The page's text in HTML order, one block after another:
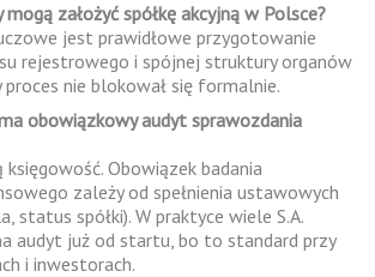
mogą założyć spółkę akcyjną w Polsce?
jest prawidłowe przygotowanie
rejestrowego i spójnej struktury organów
proces nie blokował się formalnie.
obowiązkowy audyt sprawozdania
księgowość. Obowiązek badania
zależy od spełnienia ustawowych
status spółki). W praktyce wiele S.A.
audyt już od startu, bo to standard przy
i inwestorach.